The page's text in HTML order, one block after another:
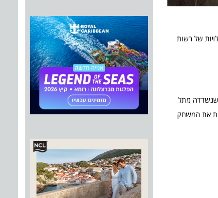
של רשות
שנשדדה מתל
את המשחק